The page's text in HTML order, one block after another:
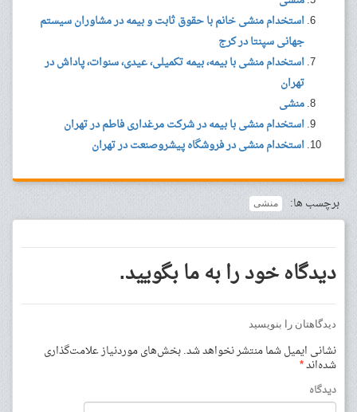
استخدام منشی خانم با حقوق ثابت و بیمه در مشاوران سیستم
جهانی سپنتا در کرج
استخدام منشی با بیمه، بیمه تکمیلی، عیدی، سنوات، پاداش در
تهران
منشی
استخدام منشی با بیمه در شرکت مرغداری فاطم در تهران
استخدام منشی در فروشگاه پیشروصنعت در تهران
برچسب ها: منشی
دیدگاه خود را به ما بگویید.
دیدگاهتان را بنویسید
نشانی ایمیل شما منتشر نخواهد شد.بخش‌های موردنیاز علامت‌گذاری
شده‌اند*
دیدگاه